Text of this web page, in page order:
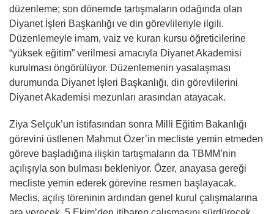
düzenleme; son dönemde tartışmaların odağında olan
Diyanet İşleri Başkanlığı ve din görevlileriyle ilgili.
Düzenlemeyle imam, vaiz ve kuran kursu öğreticilerine
“yüksek eğitim” verilmesi amacıyla Diyanet Akademisi
kurulması öngörülüyor. Düzenlemenin yasalaşması
durumunda Diyanet İşleri Başkanlığı, din görevlilerini
Diyanet Akademisi mezunları arasından atayacak.
Ziya Selçuk’un istifasından sonra Milli Eğitim Bakanlığı
görevini üstlenen Mahmut Özer’in mecliste yemin etmeden
göreve başladığına ilişkin tartışmaların da TBMM’nin
açılışıyla son bulması bekleniyor. Özer, anayasa gereği
mecliste yemin ederek görevine resmen başlayacak.
Meclis, açılış töreninin ardından genel kurul çalışmalarına